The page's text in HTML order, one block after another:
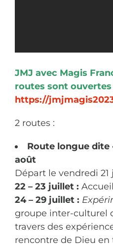
JMJ avec Magis
routes sont ouvertes
https://
2 routes :
Route longue dite
août
Départ le vendredi 21
22 – 23 juillet : Accueil
24 – 29 juillet :
groupe inter-culturel
travers des
rencontre de Dieu en